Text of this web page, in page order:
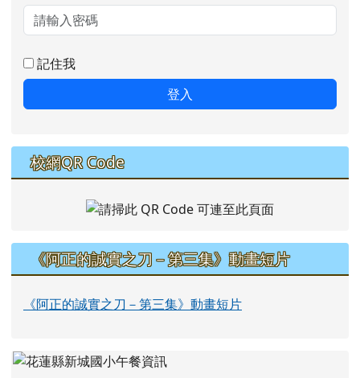
記住我
登入
校網QR Code
《阿正的誠實之刀－第三集》動畫短片
《阿正的誠實之刀－第三集》動畫短片